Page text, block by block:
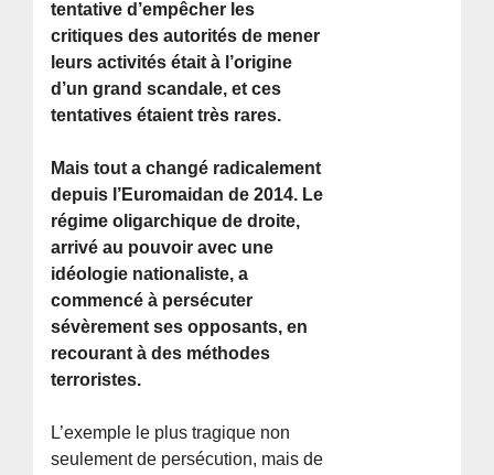
tentative d’empêcher les
critiques des autorités de mener
leurs activités était à l’origine
d’un grand scandale, et ces
tentatives étaient très rares.
Mais tout a changé radicalement
depuis l’Euromaidan de 2014. Le
régime oligarchique de droite,
arrivé au pouvoir avec une
idéologie nationaliste, a
commencé à persécuter
sévèrement ses opposants, en
recourant à des méthodes
terroristes.
L’exemple le plus tragique non
seulement de persécution, mais de